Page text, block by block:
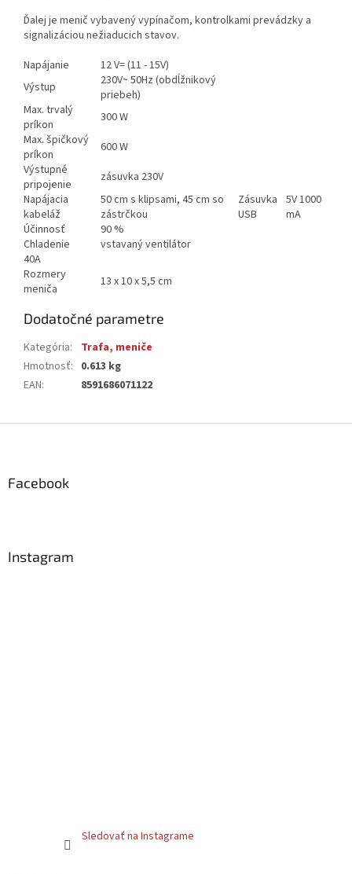
Ďalej je menič vybavený vypínačom, kontrolkami prevádzky a
signalizáciou nežiaducich stavov.
Napájanie
12 V= (11 - 15V)
Výstup
230V~ 50Hz (obdĺžnikový
priebeh)
Max. trvalý
príkon
300 W
Max. špičkový
príkon
600 W
Výstupné
pripojenie
zásuvka 230V
Napájacia
kabeláž
50 cm s klipsami, 45 cm so
zástrčkou
Zásuvka
USB
5V 1000
mA
Účinnosť
90 %
Chladenie
vstavaný ventilátor
40A
Rozmery
meniča
13 x 10 x 5,5 cm
Dodatočné parametre
Kategória:
Trafa, meniče
Hmotnosť: 0.613 kg
EAN: 8591686071122
Facebook
Instagram
Sledovať na Instagrame